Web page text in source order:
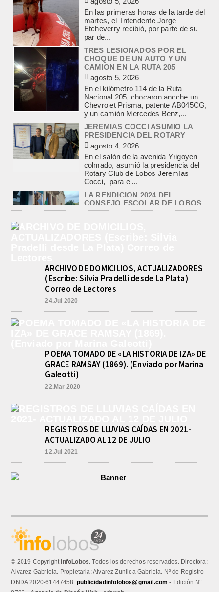
En el kilómetro 114 de la Ruta
Nacional 205, chocaron anoche un
Chevrolet Prisma, patente AB045CG,
y un camión Mercedes Benz,...
JEREMIAS COCCI ASUMIO LA
PRESIDENCIA DEL ROTARY
agosto 4, 2026
En el salón de la avenida Yrigoyen
colmado, asumió la presidencia del
Rotary Club de Lobos Jeremías
Cocci, para el...
LA RENDICION 2024 DEL
CONSEJO ESCOLAR DE LOBOS
APROBADA POR EL TRIBUNAL
DE CUENTAS BONAERENSE
agosto 3, 2026
El Tribunal de Cuentas de la Provincia
de Buenos Aires aprobó formalmente
la rendición de cuentas
correspondiente al Ejercicio 2024,...
PRE-FEDERAL MASCULINO DE
BASQUET EN CADETES:
ATHLETIC JUEGA EL
se...
INFORME DE DEFENSA CIVIL
LOBOS, COLABORACION EN LA
par de...
ARCHIVO DE DOMICILIOS, ACTUALIZADORES
(Escribe: Silvia Pradelli desde La Plata)
Correo de Lectores
24.Jul 2020
POEMA TOMADO DE «LA HISTORIA DE IZA» DE
GRACE RAMSAY (1869). (Enviado por Marina
Galeotti)
22.Mar 2020
REGISTROS DE LLUVIAS CAÍDAS EN 2021-
ACTUALIZADO AL 12 DE JULIO
12.Jul 2021
© 2019 CopyrightInfoLobos . Todos los derechos reservados. Directora:
Alvarez Gabriela. Propietaria: Alvarez Zunilda Gabriela. Nº de Registro
DNDA 2020-61447458.publicidadinfolobos@gmail.com - Edición N°